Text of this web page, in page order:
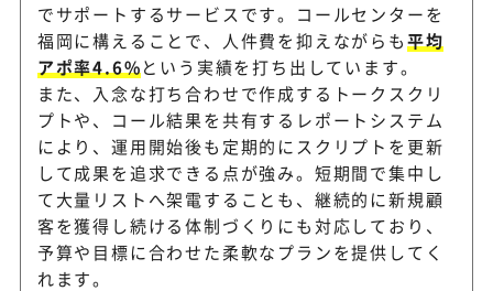
でサポートするサービスです。コールセンターを
福岡に構えることで、人件費を抑えながらも平均
アポ率4.6%という実績を打ち出しています。
また、入念な打ち合わせで作成するトークスクリ
プトや、コール結果を共有するレポートシステム
により、運用開始後も定期的にスクリプトを更新
して成果を追求できる点が強み。短期間で集中し
て大量リストへ架電することも、継続的に新規顧
客を獲得し続ける体制づくりにも対応しており、
予算や目標に合わせた柔軟なプランを提供してく
れます。